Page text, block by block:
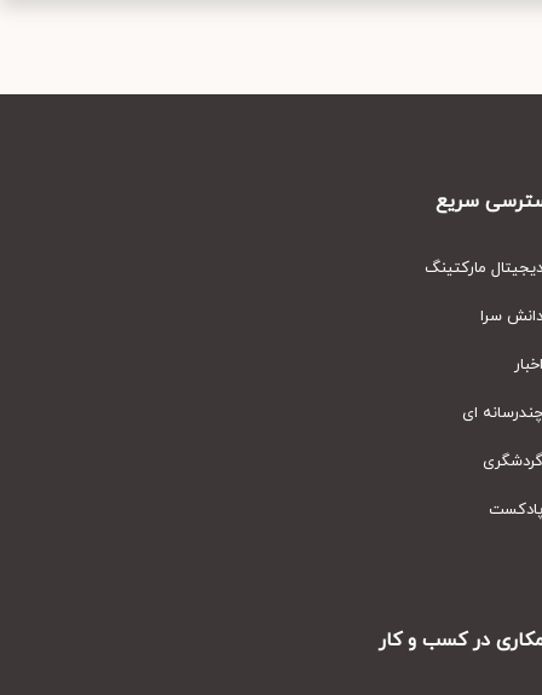
سریع
مارکتینگ
سرا
ای
در کسب و کار